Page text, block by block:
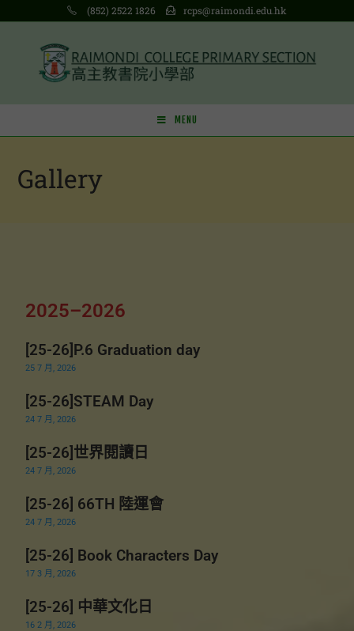
(852) 2522 1826 rcps@raimondi.edu.hk
MENU
Gallery
2025–2026
[25-26]P.6 Graduation day
25 7 月, 2026
[25-26]STEAM Day
24 7 月, 2026
[25-26]世界閱讀日
24 7 月, 2026
[25-26] 66TH 陸運會
24 7 月, 2026
[25-26] Book Characters Day
17 3 月, 2026
[25-26] 中華文化日
16 2 月, 2026